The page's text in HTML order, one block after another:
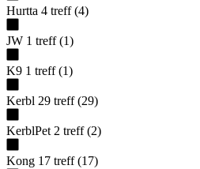
Hurtta 4 treff (4)
JW 1 treff (1)
K9 1 treff (1)
Kerbl 29 treff (29)
KerblPet 2 treff (2)
Kong 17 treff (17)